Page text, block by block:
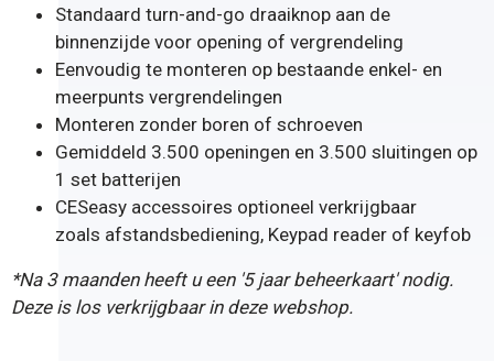
Standaard turn-and-go draaiknop aan de
binnenzijde voor opening of vergrendeling
Eenvoudig te monteren op bestaande enkel- en
meerpunts vergrendelingen
Monteren zonder boren of schroeven
Gemiddeld 3.500 openingen en 3.500 sluitingen op
1 set batterijen
CESeasy accessoires optioneel verkrijgbaar
zoals afstandsbediening, Keypad reader of keyfob
*Na 3 maanden heeft u een ' 5 jaar beheerkaart' nodig.
Deze is los verkrijgbaar in deze webshop.